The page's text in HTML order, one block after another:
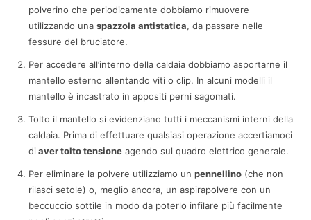
polverino che periodicamente dobbiamo rimuovere
utilizzando una spazzola antistatica, da passare nelle
fessure del bruciatore.
Per accedere all’interno della caldaia dobbiamo asportarne il
mantello esterno allentando viti o clip. In alcuni modelli il
mantello è incastrato in appositi perni sagomati.
Tolto il mantello si evidenziano tutti i meccanismi interni della
caldaia. Prima di effettuare qualsiasi operazione accertiamoci
di aver tolto tensione agendo sul quadro elettrico generale.
Per eliminare la polvere utilizziamo un pennellino (che non
rilasci setole) o, meglio ancora, un aspirapolvere con un
beccuccio sottile in modo da poterlo infilare più facilmente